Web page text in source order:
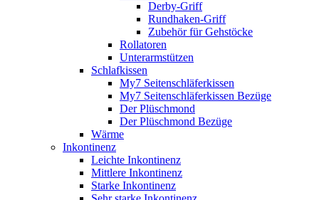
Derby-Griff
Rundhaken-Griff
Zubehör für Gehstöcke
Rollatoren
Unterarmstützen
Schlafkissen
My7 Seitenschläferkissen
My7 Seitenschläferkissen Bezüge
Der Plüschmond
Der Plüschmond Bezüge
Wärme
Inkontinenz
Leichte Inkontinenz
Mittlere Inkontinenz
Starke Inkontinenz